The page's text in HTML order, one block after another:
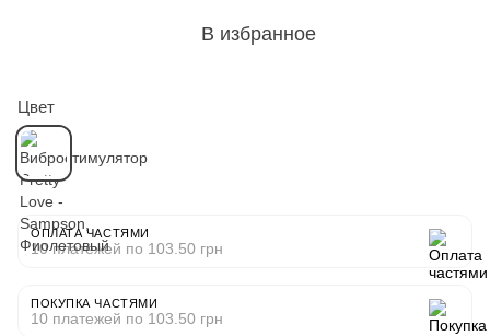
В избранное
Цвет
ОПЛАТА ЧАСТЯМИ
10 платежей по 103.50 грн
ПОКУПКА ЧАСТЯМИ
10 платежей по 103.50 грн